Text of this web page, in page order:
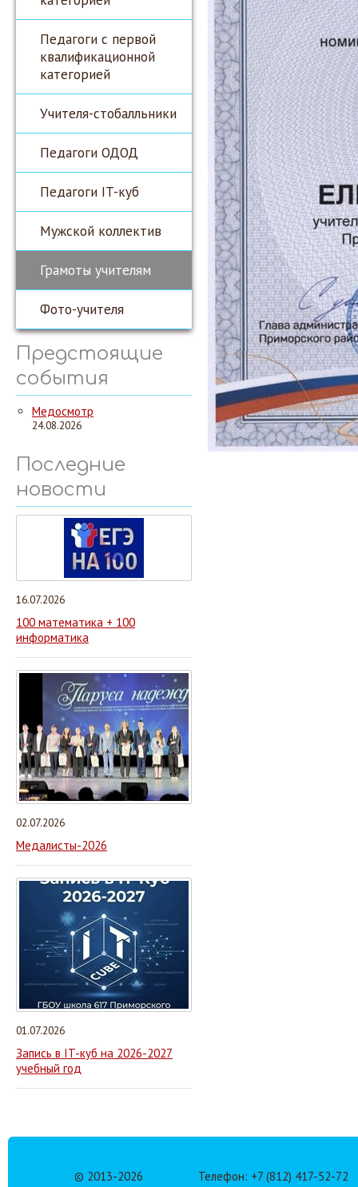
Педагоги с первой
квалификационной
категорией
Учителя-стобалльники
Педагоги ОДОД
Педагоги IT-куб
Мужской коллектив
Грамоты учителям
Фото-учителя
Предстоящие
события
Медосмотр
24.08.2026
Последние
новости
16.07.2026
100 математика + 100
информатика
02.07.2026
Медалисты-2026
01.07.2026
Запись в IT-куб на 2026-2027
учебный год
© 2013-2026 Телефон: +7 (812) 417-52-72